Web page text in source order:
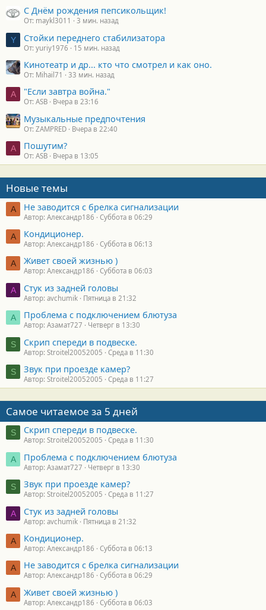
С Днём рождения пепсикольщик!
От: maykl3011 3 мин. назад
Y Стойки переднего стабилизатора
От: yuriy1976 15 мин. назад
Кинотеатр и др... кто что смотрел и как оно.
От: Mihail71 33 мин. назад
A "Если завтра война."
От: ASB Вчера в 23:16
Музыкальные предпочтения
От: ZAMPRED Вчера в 22:40
A Пошутим?
От: ASB Вчера в 13:05
Новые темы
А Не заводится с брелка сигнализации
Автор: Александр186 Суббота в 06:29
А Кондиционер.
Автор: Александр186 Суббота в 06:13
А Живет своей жизнью )
Автор: Александр186 Суббота в 06:03
A Стук из задней головы
Автор: avchumik Пятница в 21:32
А Проблема с подключением блютуза
Автор: Азамат727 Четверг в 13:30
S Скрип спереди в подвеске.
Автор: Stroitel20052005 Среда в 11:30
S Звук при проезде камер?
Автор: Stroitel20052005 Среда в 11:27
Самое читаемое за 5 дней
S Скрип спереди в подвеске.
Автор: Stroitel20052005 Среда в 11:30
А Проблема с подключением блютуза
Автор: Азамат727 Четверг в 13:30
S Звук при проезде камер?
Автор: Stroitel20052005 Среда в 11:27
A Стук из задней головы
Автор: avchumik Пятница в 21:32
А Кондиционер.
Автор: Александр186 Суббота в 06:13
А Не заводится с брелка сигнализации
Автор: Александр186 Суббота в 06:29
А Живет своей жизнью )
Автор: Александр186 Суббота в 06:03